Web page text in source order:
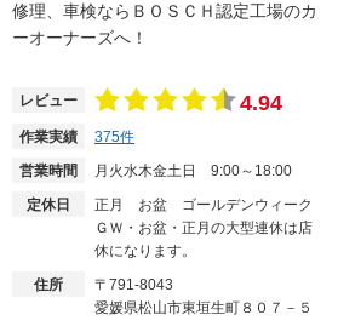
修理、車検ならＢＯＳＣＨ認定工場のカ
ーオーナーズへ！
レビュー 4.94
作業実績 375件
営業時間
月火水木金土日
9:00～18:00
定休日
正月 お盆 ゴールデンウィーク
ＧＷ・お盆・正月の大型連休は店
休になります。
住所
〒791-8043
愛媛県松山市東垣生町８０７－５